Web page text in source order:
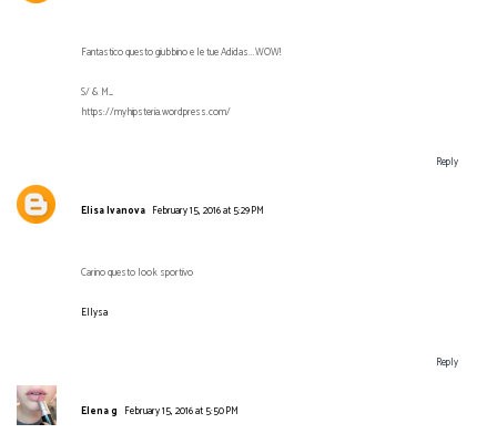
Fantastico questo giubbino e le tue Adidas...WOW!
S/ & M_
https://myhipsteria.wordpress.com/
Reply
Elisa Ivanova February 15, 2016 at 5:29 PM
Carino questo look sportivo
Ellysa
Reply
Elena g February 15, 2016 at 5:50 PM